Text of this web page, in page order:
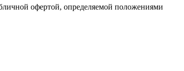
офертой, определяемой положениями